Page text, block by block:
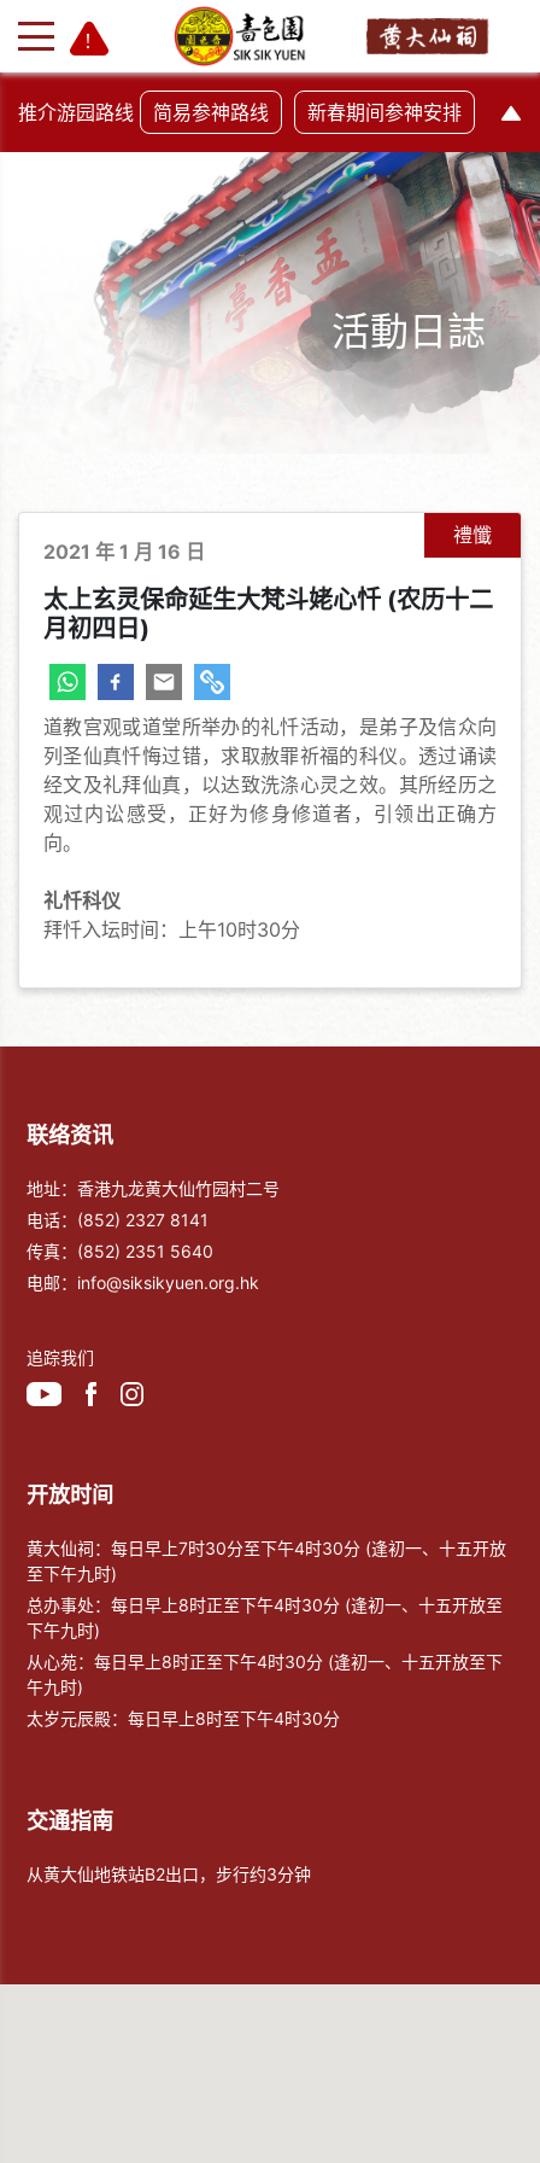
+
推介游园路线 简易参神路线 新春期间参神安排
活動日誌
禮懺
2021 年 1 月 16 日
太上玄灵保命延生大梵斗姥心忏 (农历十二
月初四日)
道教宫观或道堂所举办的礼忏活动，是弟子及信众向
列圣仙真忏悔过错，求取赦罪祈福的科仪。透过诵读
经文及礼拜仙真，以达致洗涤心灵之效。其所经历之
观过内讼感受，正好为修身修道者，引领出正确方
向。
礼忏科仪
拜忏入坛时间：上午10时30分
联络资讯
地址：香港九龙黄大仙竹园村二号
电话： (852) 2327 8141
传真： (852) 2351 5640
电邮： info@siksikyuen.org.hk
追踪我们
开放时间
黄大仙祠：每日早上7时30分至下午4时30分 (逢初一、十五开放
至下午九时)
总办事处：每日早上8时正至下午4时30分 (逢初一、十五开放至
下午九时)
从心苑：每日早上8时正至下午4时30分 (逢初一、十五开放至下
午九时)
太岁元辰殿：每日早上8时至下午4时30分
交通指南
从黄大仙地铁站B2出口，步行约3分钟